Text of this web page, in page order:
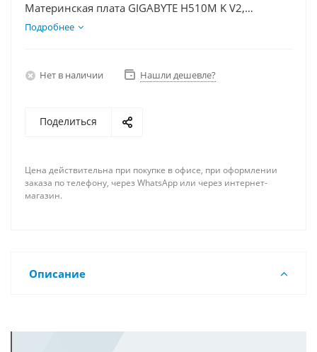
Материнская плата GIGABYTE H510M K V2,
Видеокарта RTX 3050 8Гб, Память DDR4 16Gb,
Подробнее
Нет в наличии Нашли дешевле?
Поделиться
Цена действительна при покупке в офисе, при оформлении
заказа по телефону, через WhatsApp или через интернет-
магазин.
Описание